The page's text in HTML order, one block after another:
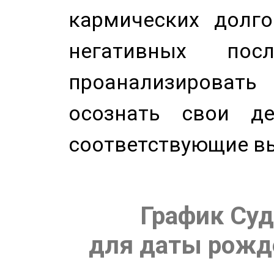
кармических
негативных
осознать свои
соответствующие
График
для даты